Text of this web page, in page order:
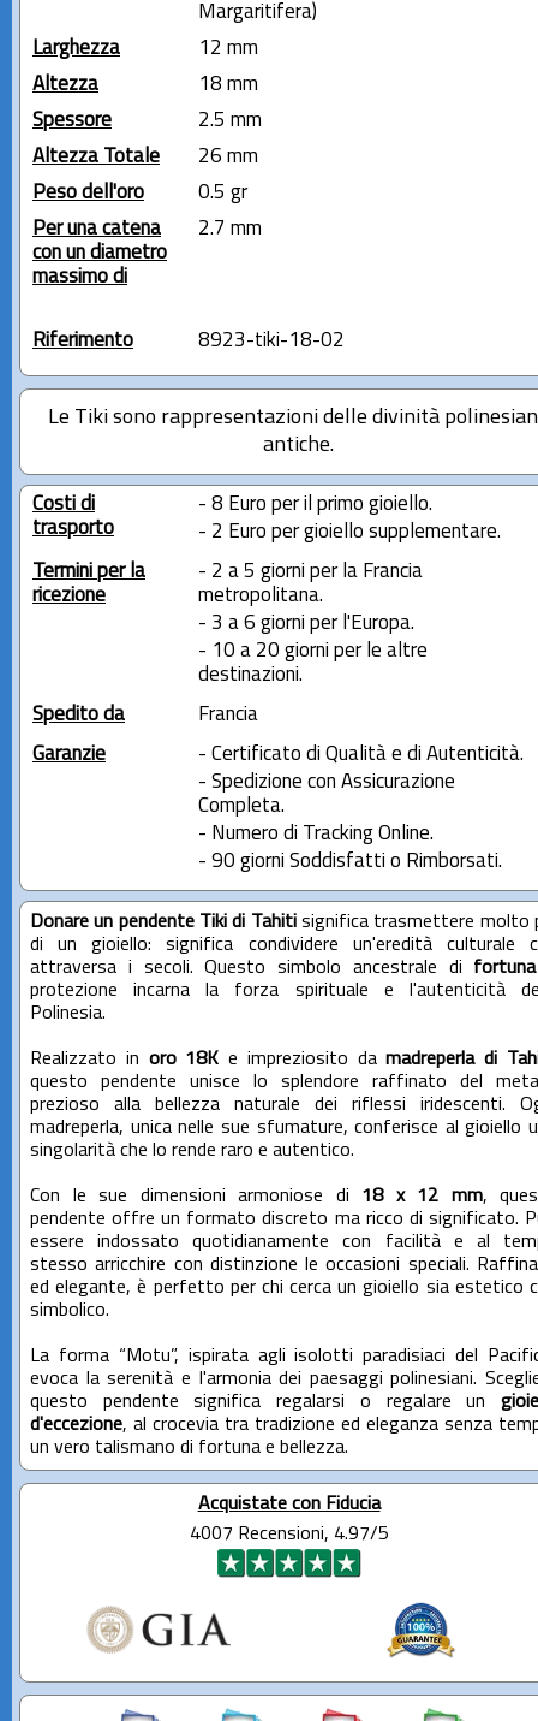
Margaritifera)
Larghezza
12 mm
Altezza
18 mm
Spessore
2.5 mm
Altezza Totale
26 mm
Peso dell'oro
0.5 gr
Per una catena
con un diametro
massimo di
2.7 mm
Riferimento 8923-tiki-18-02
Le Tiki sono rappresentazioni delle divinità
antiche.
Costi di
trasporto
- 8 Euro per il primo gioiello.
- 2 Euro per gioiello supplementare.
Termini per la
ricezione
- 2 a 5 giorni per la Francia
metropolitana.
- 3 a 6 giorni per l'Europa.
- 10 a 20 giorni per le altre
destinazioni.
Spedito da
Francia
Garanzie
- Certificato di Qualità e di Autenticità.
- Spedizione con Assicurazione
Completa.
- Numero di Tracking Online.
- 90 giorni Soddisfatti o Rimborsati.
Donare un pendente Tiki di Tahitisignifica trasmettere molto
di un gioiello: significa condividere un'eredità culturale
attraversa i secoli. Questo simbolo ancestrale di fortuna
protezione incarna la forza spirituale e l'autenticità
Polinesia.
Realizzato in oro 18K e impreziosito damadreperla di
questo pendente unisce lo splendore raffinato del
prezioso alla bellezza naturale dei riflessi iridescenti.
madreperla, unica nelle sue sfumature, conferisce al gioiello
singolarità che lo rende raro e autentico.
Con le sue dimensioni armoniose di 18 x 12 mm,
pendente offre un formato discreto ma ricco di significato.
essere indossato quotidianamente con facilità e al
stesso arricchire con distinzione le occasioni speciali.
ed elegante, è perfetto per chi cerca un gioiello sia estetico
simbolico.
La forma “Motu”, ispirata agli isolotti paradisiaci del
evoca la serenità e l'armonia dei paesaggi polinesiani.
questo pendente significa regalarsi o regalare un
d'eccezione, al crocevia tra tradizione ed eleganza senza
un vero talismano di fortuna e bellezza.
Acquistate con Fiducia
4007 Recensioni, 4.97/5